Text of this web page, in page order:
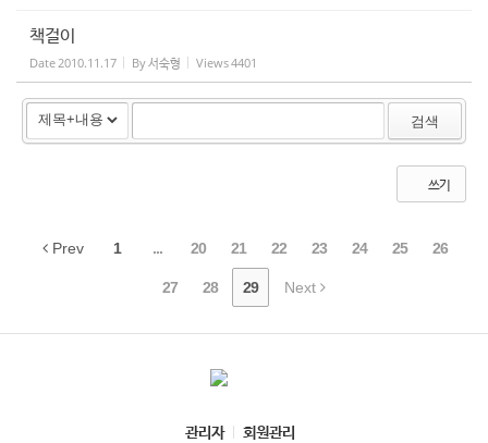
책걸이
Date2010.11.17 By서숙형 Views4401
검색
쓰기
Prev 1 ... 20 21 22 23 24 25 26
27 28 29 Next
관리자 회원관리